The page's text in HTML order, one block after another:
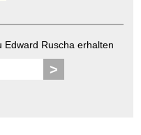
Edward Ruscha erhalten
>